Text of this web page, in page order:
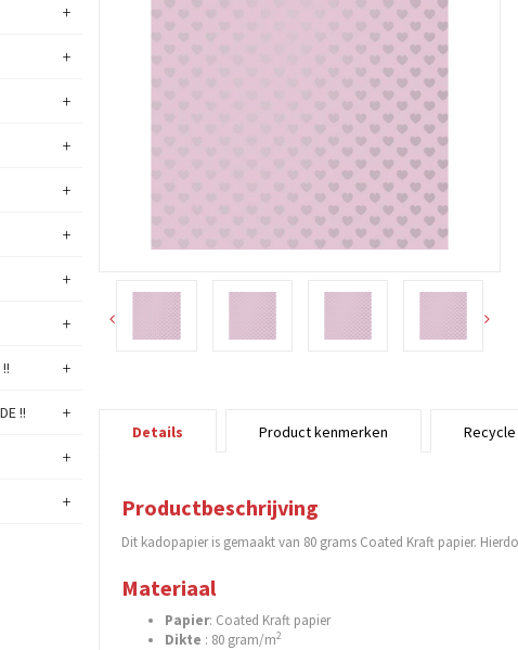
+
+
+
+
+
+
+
+
+
!! +
+
+
Details Product kenmerken
Productbeschrijving
Dit kadopapier is gemaakt van 80 grams Coated Kraft papier.
Materiaal
Papier: Coated Kraft papier
Dikte : 80 gram/m2